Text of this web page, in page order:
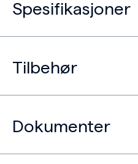
Spesifikasjoner
Tilbehør
Dokumenter